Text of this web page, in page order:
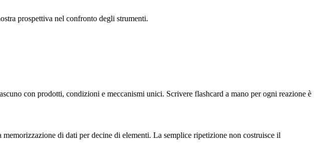
prospettiva nel confronto degli strumenti.
con prodotti, condizioni e meccanismi unici. Scrivere flashcard a mano per ogni reazione è
di dati per decine di elementi. La semplice ripetizione non costruisce il